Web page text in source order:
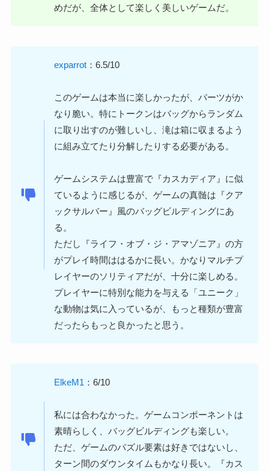
めだが、全体として楽しく美しいゲームだ。
exparrot ：6.5/10
このゲームは本当に楽しかったが、パーツがか
なり脆い。特にトークンはバッグからランダム
に取り出すのが難しいし、滝は箱に収まるよう
に組み立てたり分解したりする必要がある。
ゲームシステムは豊富で『カスカディア』に似
ているように感じるが、ゲームの真髄は『クア
ックサルバー』風のバッグビルディングにあ
る。
ただし『ライフ・オブ・ジ・アマゾニア』の方
がプレイ時間ははるかに長い。かなりマルチプ
レイヤーのソリティアだが、十分に楽しめる。
プレイヤーに特別な能力を与える「ユニーク」
な動物は気に入っているが、もっと種類が豊富
だったらもっと良かったと思う。
ElkeM1 ：6/10
私には合わなかった。ゲームコンポーネントは
素晴らしく、バッグビルディングも楽しい。
ただ、ゲームのパズル要素は好きではないし、
ターン間のダウンタイムもかなり長い。『カス